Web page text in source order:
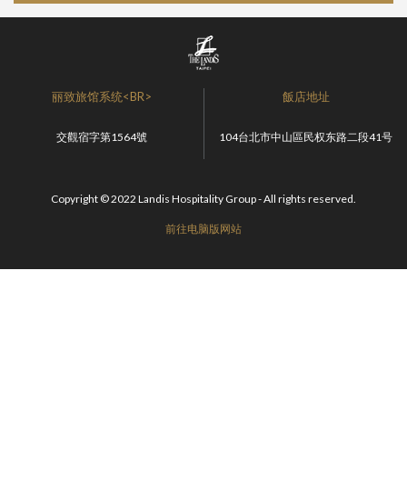
丽致旅馆系统<BR>
交觀宿字第1564號
飯店地址
104台北市中山區民权东路二段41号
Copyright © 2022 Landis Hospitality Group - All rights reserved.
前往电脑版网站